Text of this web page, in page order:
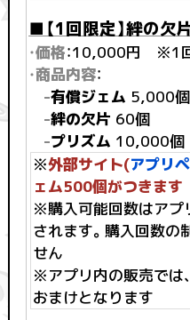
■【1回限定】絆の欠
・価格：10,000円 ※1
・商品内容：
-有償ジェム 5,000個
-絆の欠片 60個
-プリズム 10,000個
※外部サイト(アプリ
ェム500個がつきます
※購入可能回数はアプ
されます。購入回数の
せん
※アプリ内の販売では
おまけとなります